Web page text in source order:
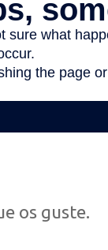
os guste.